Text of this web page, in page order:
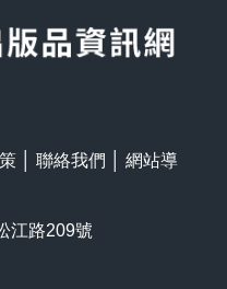
聯絡我們
網站導
江路209號